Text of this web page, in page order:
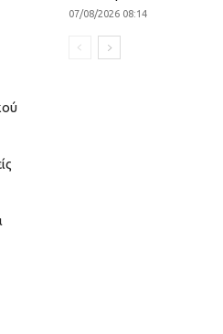
07/08/2026 08:14